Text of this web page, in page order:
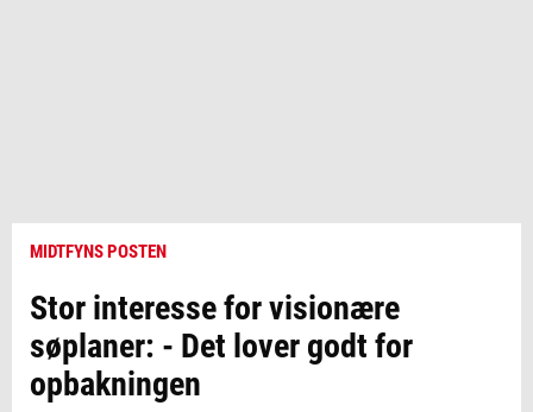
MIDTFYNS POSTEN
Stor interesse for visionære
søplaner: - Det lover godt for
opbakningen